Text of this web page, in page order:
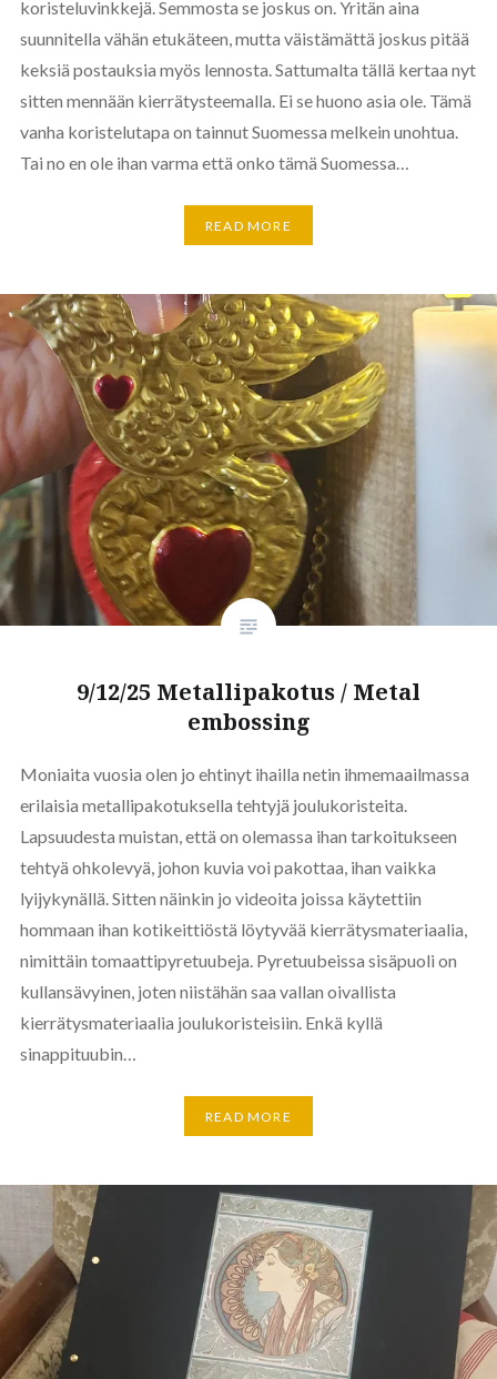
koristeluvinkkejä. Semmosta se joskus on. Yritän aina
suunnitella vähän etukäteen, mutta väistämättä joskus pitää
keksiä postauksia myös lennosta. Sattumalta tällä kertaa nyt
sitten mennään kierrätysteemalla. Ei se huono asia ole. Tämä
vanha koristelutapa on tainnut Suomessa melkein unohtua.
Tai no en ole ihan varma että onko tämä Suomessa…
READ MORE
9/12/25 Metallipakotus / Metal
embossing
Moniaita vuosia olen jo ehtinyt ihailla netin ihmemaailmassa
erilaisia metallipakotuksella tehtyjä joulukoristeita.
Lapsuudesta muistan, että on olemassa ihan tarkoitukseen
tehtyä ohkolevyä, johon kuvia voi pakottaa, ihan vaikka
lyijykynällä. Sitten näinkin jo videoita joissa käytettiin
hommaan ihan kotikeittiöstä löytyvää kierrätysmateriaalia,
nimittäin tomaattipyretuubeja. Pyretuubeissa sisäpuoli on
kullansävyinen, joten niistähän saa vallan oivallista
kierrätysmateriaalia joulukoristeisiin. Enkä kyllä
sinappituubin…
READ MORE